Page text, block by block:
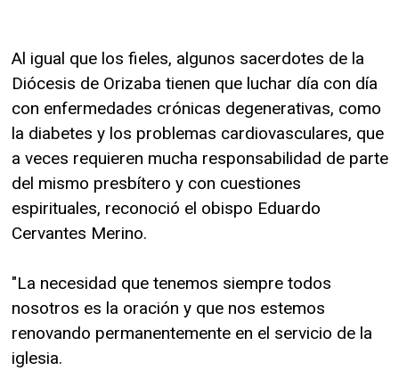
Al igual que los fieles, algunos sacerdotes de la
Diócesis de Orizaba tienen que luchar día con día
con enfermedades crónicas degenerativas, como
la diabetes y los problemas cardiovasculares, que
a veces requieren mucha responsabilidad de parte
del mismo presbítero y con cuestiones
espirituales, reconoció el obispo Eduardo
Cervantes Merino.
"La necesidad que tenemos siempre todos
nosotros es la oración y que nos estemos
renovando permanentemente en el servicio de la
iglesia.